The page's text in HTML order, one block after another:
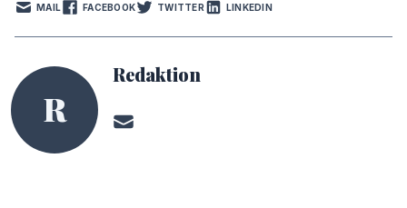
MAIL FACEBOOK TWITTER LINKEDIN
R
Redaktion